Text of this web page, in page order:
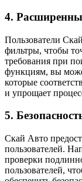
4.
Пользователи
фильтры, чтобы
требования при
функциям, вы
которые
и упрощает
5.
Скай Авто
пользователей.
проверки
пользователей,